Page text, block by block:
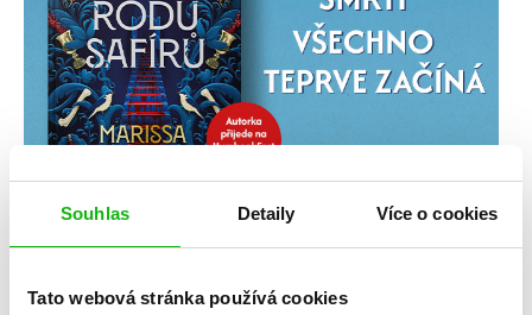
Souhlas Detaily Více o cookies
Tato webová stránka používá cookies